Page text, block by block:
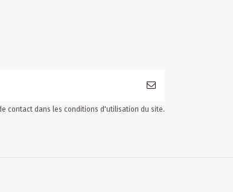
contact dans les conditions d'utilisation du site.